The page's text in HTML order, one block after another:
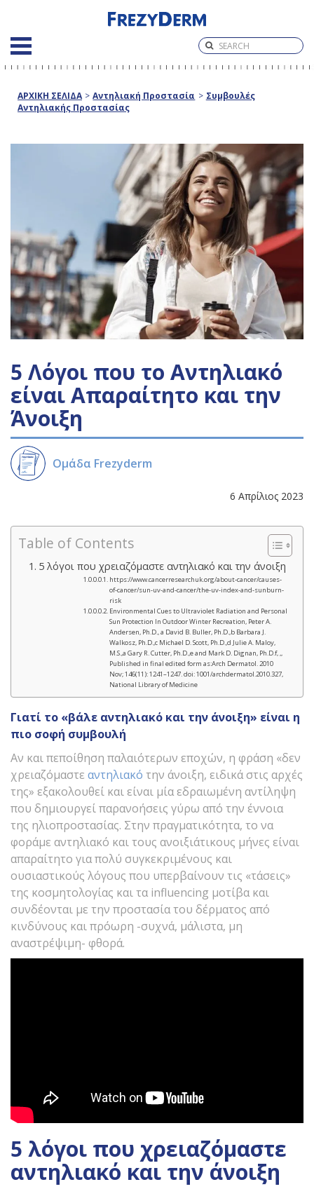
ΑΡΧΙΚΗ ΣΕΛΙΔΑ > Αντηλιακή Προστασία > Συμβουλές
Αντηλιακής Προστασίας
5 Λόγοι που το Αντηλιακό
είναι Απαραίτητο και την
Άνοιξη
Ομάδα Frezyderm
6 Απρίλιος 2023
Table of Contents
5 λόγοι που χρειαζόμαστε αντηλιακό και την άνοιξη
https://www.cancerresearchuk.org/about-cancer/causes-
of-cancer/sun-uv-and-cancer/the-uv-index-and-sunburn-
risk
Environmental Cues to Ultraviolet Radiation and Personal
Sun Protection In Outdoor Winter Recreation, Peter A.
Andersen, Ph.D., a David B. Buller, Ph.D.,b Barbara J.
Walkosz, Ph.D.,c Michael D. Scott, Ph.D.,d Julie A. Maloy,
M.S.,a Gary R. Cutter, Ph.D.,e and Mark D. Dignan, Ph.D.f, ,,
Published in final edited form as:Arch Dermatol. 2010
Nov; 146(11): 1241–1247. doi: 1001/archdermatol.2010.327,
National Library of Medicine
Γιατί το «βάλε αντηλιακό και την άνοιξη» είναι η
πιο σοφή συμβουλή
Αν και πεποίθηση παλαιότερων εποχών, η φράση «δεν
χρειαζόμαστε αντηλιακό την άνοιξη, ειδικά στις αρχές
της» εξακολουθεί και είναι μία εδραιωμένη αντίληψη
που δημιουργεί παρανοήσεις γύρω από την έννοια
της ηλιοπροστασίας. Στην πραγματικότητα, το να
φοράμε αντηλιακό και τους ανοιξιάτικους μήνες είναι
απαραίτητο για πολύ συγκεκριμένους και
ουσιαστικούς λόγους που υπερβαίνουν τις «τάσεις»
της κοσμητολογίας και τα influencing μοτίβα και
συνδέονται με την προστασία του δέρματος από
κινδύνους και πρόωρη -συχνά, μάλιστα, μη
αναστρέψιμη- φθορά.
5 λόγοι που χρειαζόμαστε
αντηλιακό και την άνοιξη